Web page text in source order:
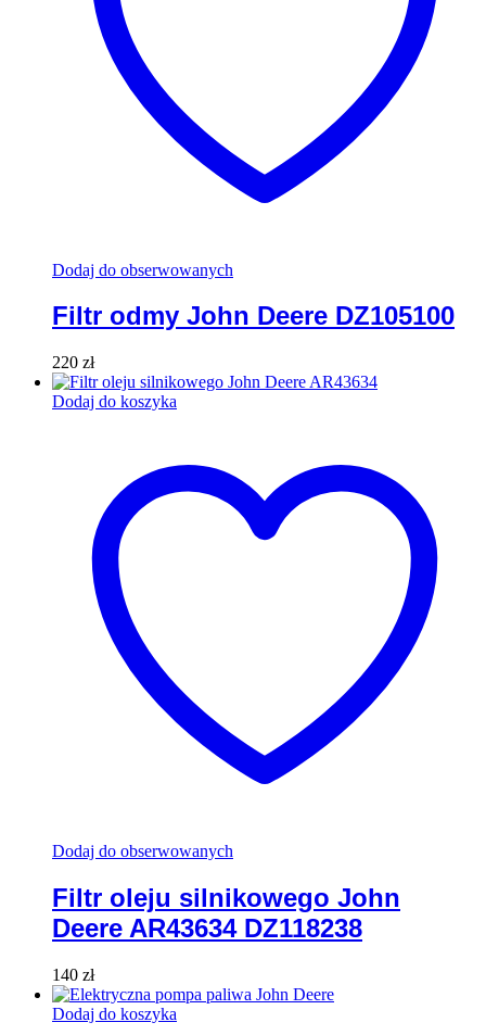
Dodaj do obserwowanych
Filtr odmy John Deere DZ105100
220 zł
Dodaj do koszyka
Dodaj do obserwowanych
Filtr oleju silnikowego John
Deere AR43634 DZ118238
140 zł
Dodaj do koszyka